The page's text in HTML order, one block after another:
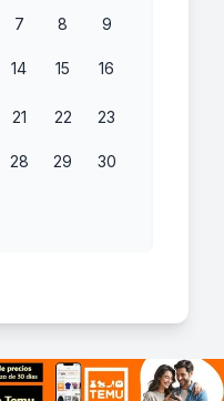
7 8 9
14 15 16
21 22 23
28 29 30